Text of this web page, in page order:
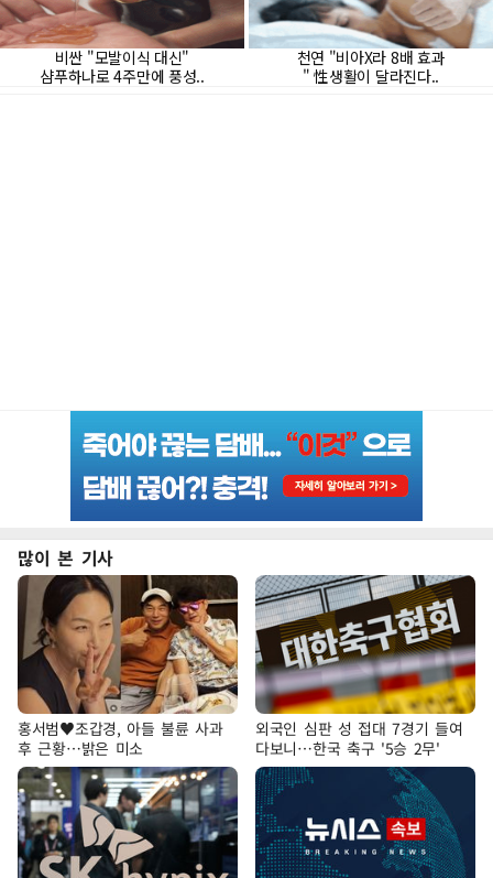
많이 본 기사
홍서범♥조갑경, 아들 불륜 사과
후 근황…밝은 미소
외국인 심판 성 접대 7경기 들여
다보니…한국 축구 '5승 2무'